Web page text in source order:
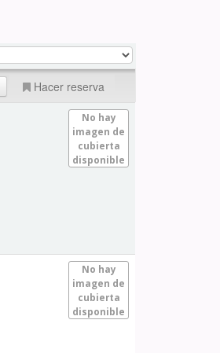
Hacer reserva
No hay
imagen de
cubierta
disponible
No hay
imagen de
cubierta
disponible